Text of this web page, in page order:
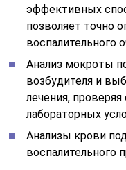
эффективных
позволяет точно
воспалительного
Анализ мокроты
возбудителя и
лечения,
лабораторных
Анализы крови
воспалительного